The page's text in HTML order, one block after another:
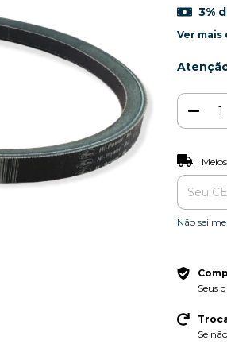
3%
Ver
Entregas
Não sei
Seus
Se